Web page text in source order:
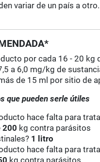
variar de un país a otro.
por cada 16 - 20 kg
a 6,0 mg/kg de
de 15 ml por sitio de
que pueden serle útiles
hace falta para
200 kg contra parásitos
1 litro
hace falta para